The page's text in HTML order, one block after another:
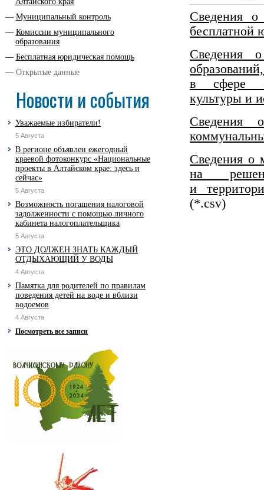
Муниципальный контроль
Комиссии муниципального
образования
Бесплатная юридическая помощь
Открытые данные
Новости и события
Уважаемые избиратели!
5 Августа
В регионе объявлен ежегодный
краевой фотоконкурс «Национальные
проекты в Алтайском крае: здесь и
сейчас»
5 Августа
Возможность погашения налоговой
задолженности с помощью личного
кабинета налогоплательщика
5 Августа
ЭТО ДОЛЖЕН ЗНАТЬ КАЖДЫЙ
ОТДЫХАЮЩИЙ У ВОДЫ
4 Августа
Памятка для родителей по правилам
поведения детей на воде и вблизи
водоемов
4 Августа
Посмотреть все записи
Сведения о
бесплатной
Сведения
в сфере
культуры и
Сведения
Сведения о
на
и
(*.csv)